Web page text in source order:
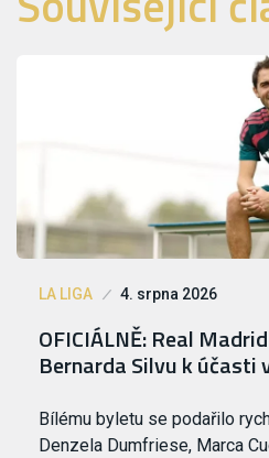
LA LIGA 4. srpna 2026
OFICIÁLNĚ: Real
Bernarda Silvu k účasti
Bílému byletu se podařilo
Denzela Dumfriese, Marca